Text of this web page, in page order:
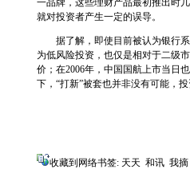
一品牌，这些理财产品最初推出时
就对投资者产生一定的误导。
据了解，即使目前被认为银行系
为低风险投资，也仅是相对于二级
价；在2006年，中国国航上市当日
下，“打新”被套也并非没有可能，
收藏到网络书签: 天天 和讯 我摘